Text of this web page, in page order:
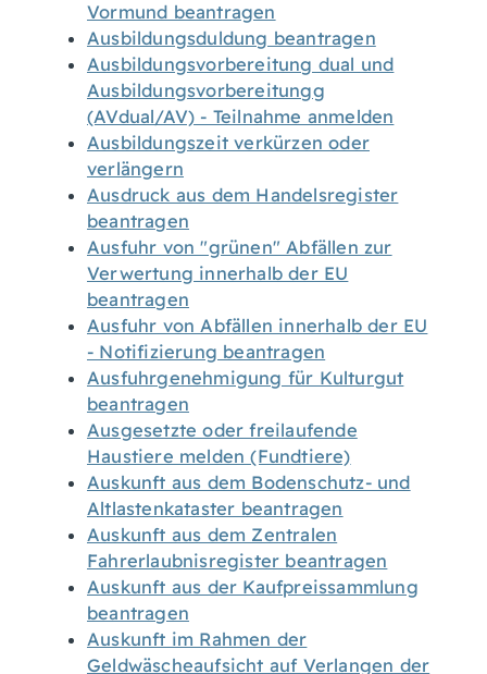
Vormund beantragen
Ausbildungsduldung beantragen
Ausbildungsvorbereitung dual und
Ausbildungsvorbereitungg
(AVdual/AV) - Teilnahme anmelden
Ausbildungszeit verkürzen oder
verlängern
Ausdruck aus dem Handelsregister
beantragen
Ausfuhr von "grünen" Abfällen zur
Verwertung innerhalb der EU
beantragen
Ausfuhr von Abfällen innerhalb der EU
- Notifizierung beantragen
Ausfuhrgenehmigung für Kulturgut
beantragen
Ausgesetzte oder freilaufende
Haustiere melden (Fundtiere)
Auskunft aus dem Bodenschutz- und
Altlastenkataster beantragen
Auskunft aus dem Zentralen
Fahrerlaubnisregister beantragen
Auskunft aus der Kaufpreissammlung
beantragen
Auskunft im Rahmen der
Geldwäscheaufsicht auf Verlangen der